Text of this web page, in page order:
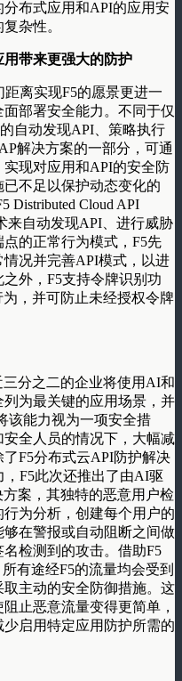
布式应用和API的应用安
杂性。
带来更强大的防护
离实现F5的愿景更进一
部署安全能力。不同于仅
自动发现API、策略执行
解决方案的一部分，可通
现对应用和API的安全防
不足以保护动态变化的
Distributed Cloud API
来自动发现API、进行威胁
的正常行为模式，F5先
况并完善API模式，以进
外，F5支持令牌识别功
，并可防止未经授权令牌
分之二的企业将使用AI和
为最关键的应用场景，并
该能力视为一项安全措
全人员的情况下，大幅减
F5分布式云API防护解决
F5此次还推出了由AI驱
案，其独特的恶意用户检
为分析，创建每个用户的
在警报或自动阻断之间做
检测到的攻击。借助F5
有途经F5的流量均会受到
主动的安全防御措施。这
止恶意流量变得更简单，
启用特定应用防护所需的